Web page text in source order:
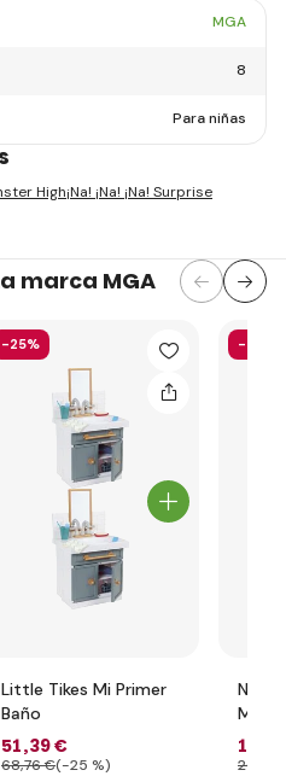
MGA
8
Para niñas
High¡Na! ¡Na! ¡Na! Surprise
marca MGA
-25%
Little Tikes Mi Primer
Baño
51,39 €
68,76 €(-25 %)
-36%
Na!
16
26